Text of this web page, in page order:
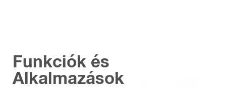
Funkciók és
Alkalmazások